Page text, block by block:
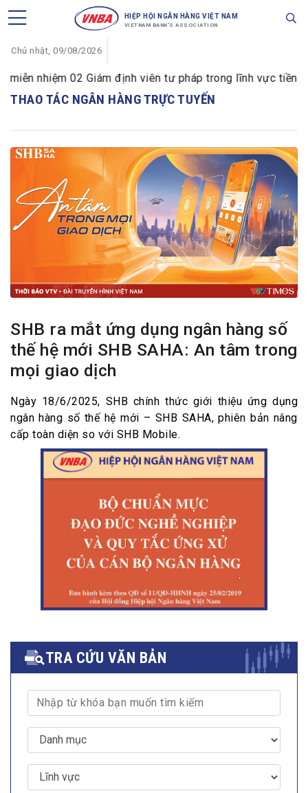
HIỆP HỘI NGÂN HÀNG VIỆT NAM
VIETNAM BANK'S ASSOCIATION
Chủ nhật, 09/08/2026
nhiệm 02 Giám định viên tư pháp trong lĩnh vực tiền tệ
THAO TÁC NGÂN HÀNG TRỰC TUYẾN
SHB ra mắt ứng dụng ngân hàng số
thế hệ mới SHB SAHA: An tâm trong
mọi giao dịch
Ngày 18/6/2025, SHB chính thức giới thiệu ứng dụng
ngân hàng số thế hệ mới – SHB SAHA, phiên bản nâng
cấp toàn diện so với SHB Mobile.
TRA CỨU VĂN BẢN